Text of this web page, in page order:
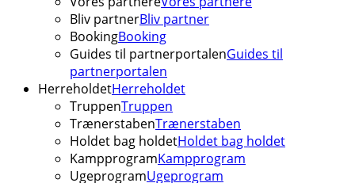
Bliv partnerBliv partner
BookingBooking
Guides til partnerportalenGuides til
partnerportalen
HerreholdetHerreholdet
TruppenTruppen
TrænerstabenTrænerstaben
Holdet bag holdetHoldet bag holdet
KampprogramKampprogram
UgeprogramUgeprogram